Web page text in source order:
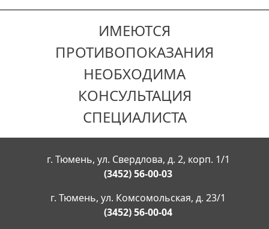
ИМЕЮТСЯ
ПРОТИВОПОКАЗАНИЯ
НЕОБХОДИМА
КОНСУЛЬТАЦИЯ
СПЕЦИАЛИСТА
г. Тюмень, ул. Свердлова, д. 2, корп. 1/1
(3452) 56-00-03
г. Тюмень, ул. Комсомольская, д. 23/1
(3452) 56-00-04